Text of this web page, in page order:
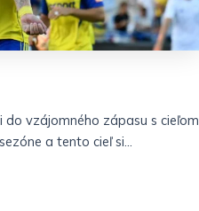
vzájomného zápasu s cieľom
a tento cieľ si...